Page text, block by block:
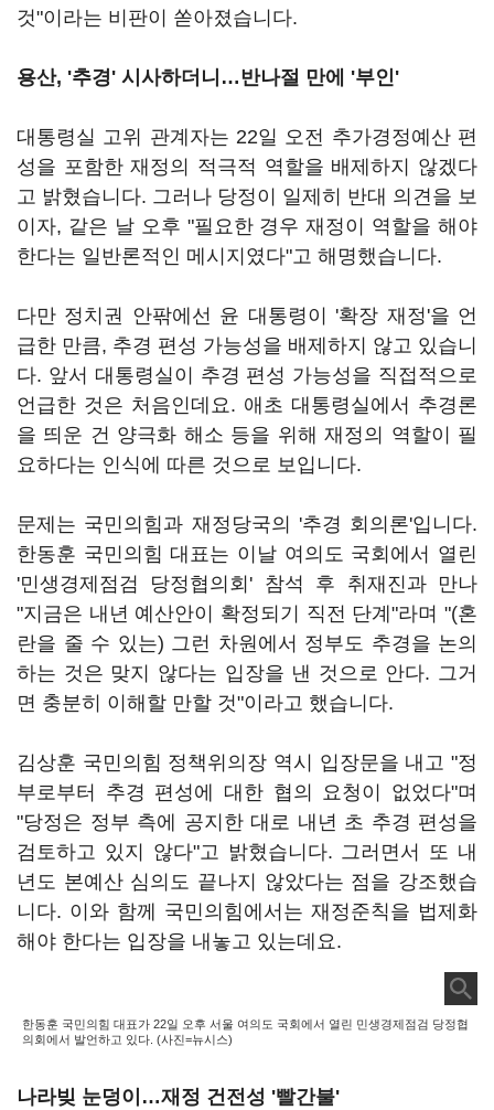
것"이라는 비판이 쏟아졌습니다.
용산, '추경' 시사하더니…반나절 만에 '부인'
대통령실 고위 관계자는 22일 오전 추가경정예산 편
성을 포함한 재정의 적극적 역할을 배제하지 않겠다
고 밝혔습니다. 그러나 당정이 일제히 반대 의견을 보
이자, 같은 날 오후 "필요한 경우 재정이 역할을 해야
한다는 일반론적인 메시지였다"고 해명했습니다.
다만 정치권 안팎에선 윤 대통령이 '확장 재정'을 언
급한 만큼, 추경 편성 가능성을 배제하지 않고 있습니
다. 앞서 대통령실이 추경 편성 가능성을 직접적으로
언급한 것은 처음인데요. 애초 대통령실에서 추경론
을 띄운 건 양극화 해소 등을 위해 재정의 역할이 필
요하다는 인식에 따른 것으로 보입니다.
문제는 국민의힘과 재정당국의 '추경 회의론'입니다.
한동훈 국민의힘 대표는 이날 여의도 국회에서 열린
'민생경제점검 당정협의회' 참석 후 취재진과 만나
"지금은 내년 예산안이 확정되기 직전 단계"라며 "(혼
란을 줄 수 있는) 그런 차원에서 정부도 추경을 논의
하는 것은 맞지 않다는 입장을 낸 것으로 안다. 그거
면 충분히 이해할 만할 것"이라고 했습니다.
김상훈 국민의힘 정책위의장 역시 입장문을 내고 "정
부로부터 추경 편성에 대한 협의 요청이 없었다"며
"당정은 정부 측에 공지한 대로 내년 초 추경 편성을
검토하고 있지 않다"고 밝혔습니다. 그러면서 또 내
년도 본예산 심의도 끝나지 않았다는 점을 강조했습
니다. 이와 함께 국민의힘에서는 재정준칙을 법제화
해야 한다는 입장을 내놓고 있는데요.
한동훈 국민의힘 대표가 22일 오후 서울 여의도 국회에서 열린 민생경제점검 당정협
의회에서 발언하고 있다. (사진=뉴시스)
나라빚 눈덩이…재정 건전성 '빨간불'